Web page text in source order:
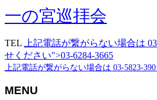
一の宮巡拝会
TEL
上記電話が繋がらない場合は
せください">03-6284-3665
上記電話が繋がらない場合は 03-5823-
MENU